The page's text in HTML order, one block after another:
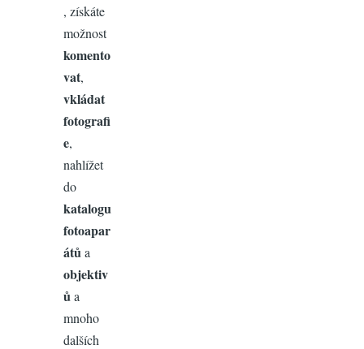
, získáte
možnost
komento
vat,
vkládat
fotografi
e,
nahlížet
do
katalogu
fotoapar
átů a
objektiv
ů a
mnoho
dalších